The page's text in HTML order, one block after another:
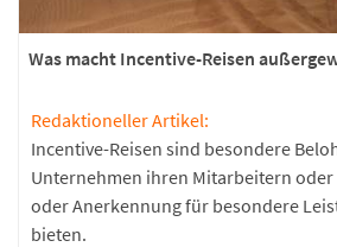
Was macht Incentive-Reisen
Redaktioneller Artikel:
Incentive-Reisen sind besondere
Unternehmen ihren Mitarbeitern oder
oder Anerkennung für besondere
bieten.